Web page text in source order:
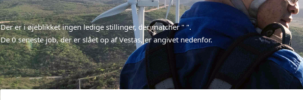
Der er i øjeblikket ingen ledige stillinger, der matcher "".
De 0 seneste job, der er slået op af Vestas, er angivet nedenfor.